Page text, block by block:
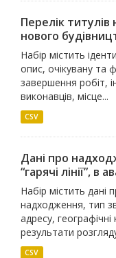
Перелік
нового
Набір містить
опис, очікувану та
завершення робіт,
виконавців, місце...
CSV
Дані про
“гарячі лінії”, в
Набір містить дані
надходження, тип
адресу,
результати
CSV